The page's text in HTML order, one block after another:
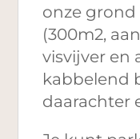
onze grond
(300m2,
visvijver en
kabbelend
daarachter